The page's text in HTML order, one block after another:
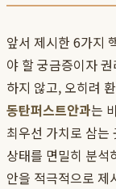
앞서 제시한 6가지
야 할 궁금증이자
하지 않고, 오히려
동탄퍼스트안과는
최우선 가치로 삼는
상태를 면밀히 분석
안을 적극적으로 제